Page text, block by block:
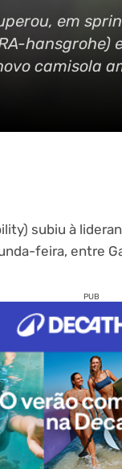
em
camisola
subiu à
feira, entre
PUB